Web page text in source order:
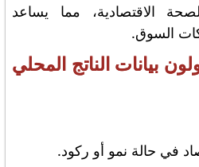
الاقتصادية، مما يساعد
السوق.
بيانات الناتج المحلي
في حالة نمو أو ركود.